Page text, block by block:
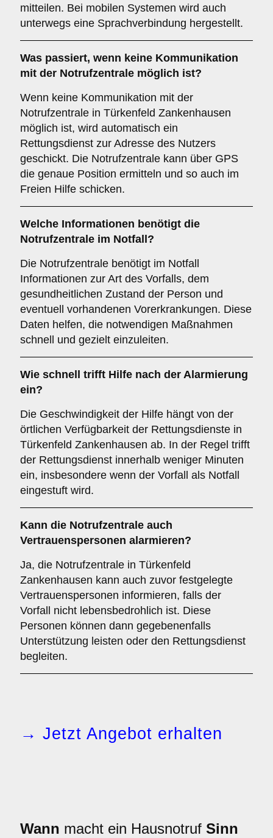
mitteilen. Bei mobilen Systemen wird auch
unterwegs eine Sprachverbindung hergestellt.
Was passiert, wenn keine Kommunikation
mit der Notrufzentrale möglich ist?
Wenn keine Kommunikation mit der
Notrufzentrale in Türkenfeld Zankenhausen
möglich ist, wird automatisch ein
Rettungsdienst zur Adresse des Nutzers
geschickt. Die Notrufzentrale kann über GPS
die genaue Position ermitteln und so auch im
Freien Hilfe schicken.
Welche Informationen benötigt die
Notrufzentrale im Notfall?
Die Notrufzentrale benötigt im Notfall
Informationen zur Art des Vorfalls, dem
gesundheitlichen Zustand der Person und
eventuell vorhandenen Vorerkrankungen. Diese
Daten helfen, die notwendigen Maßnahmen
schnell und gezielt einzuleiten.
Wie schnell trifft Hilfe nach der Alarmierung
ein?
Die Geschwindigkeit der Hilfe hängt von der
örtlichen Verfügbarkeit der Rettungsdienste in
Türkenfeld Zankenhausen ab. In der Regel trifft
der Rettungsdienst innerhalb weniger Minuten
ein, insbesondere wenn der Vorfall als Notfall
eingestuft wird.
Kann die Notrufzentrale auch
Vertrauenspersonen alarmieren?
Ja, die Notrufzentrale in Türkenfeld
Zankenhausen kann auch zuvor festgelegte
Vertrauenspersonen informieren, falls der
Vorfall nicht lebensbedrohlich ist. Diese
Personen können dann gegebenenfalls
Unterstützung leisten oder den Rettungsdienst
begleiten.
→ Jetzt Angebot erhalten
Wann macht ein Hausnotruf Sinn